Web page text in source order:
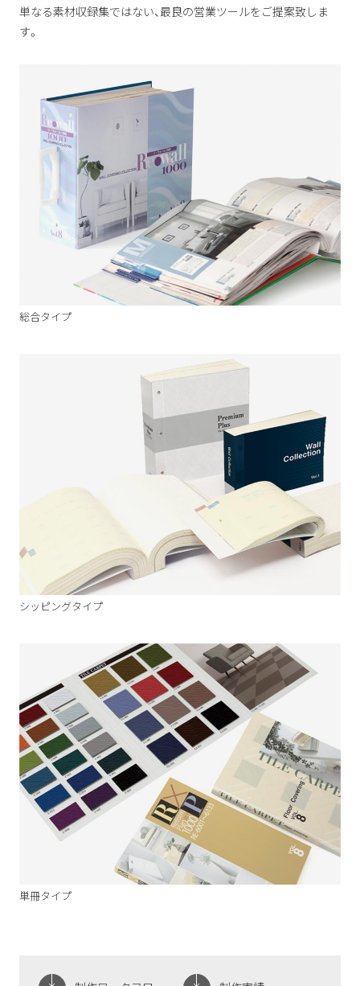
単なる素材収録集ではない、最良の営業ツールをご提案致しま
す。
総合タイプ
シッピングタイプ
単冊タイプ